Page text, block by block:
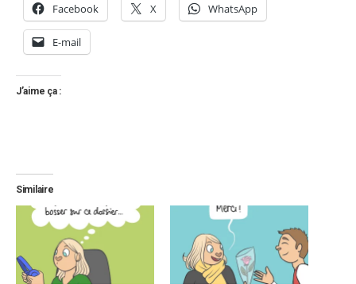
Facebook X WhatsApp
E-mail
J’aime ça :
Similaire